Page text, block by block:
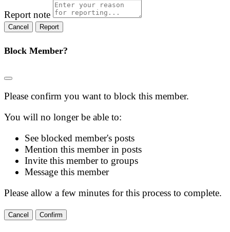
Report note
Report
Block Member?
Please confirm you want to block this member.
You will no longer be able to:
See blocked member's posts
Mention this member in posts
Invite this member to groups
Message this member
Please allow a few minutes for this process to complete.
Confirm